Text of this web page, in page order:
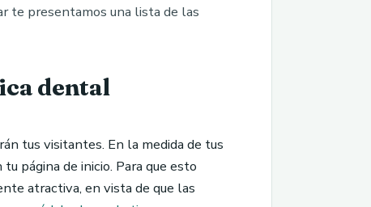
te presentamos una lista de las
dental
tus visitantes. En la medida de tus
página de inicio. Para que esto
atractiva, en vista de que las